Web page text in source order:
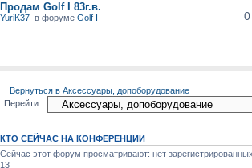
Продам Golf I 83г.в.
YuriK37 в форумеGolf I 0
Вернуться в Аксессуары, допоборудование
Перейти:
КТО СЕЙЧАС НА КОНФЕРЕНЦИИ
Сейчас этот форум просматривают: нет
13